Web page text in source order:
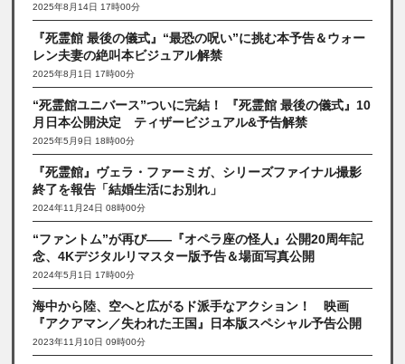
2025年8月14日 17時00分
『死霊館 最後の儀式』“最恐の呪い”に挑む本予告＆ウォー
レン夫妻の絶叫本ビジュアル解禁
2025年8月1日 17時00分
“死霊館ユニバース”ついに完結！ 『死霊館 最後の儀式』10
月日本公開決定 ティザービジュアル&予告解禁
2025年5月9日 18時00分
『死霊館』ヴェラ・ファーミガ、シリーズファイナル撮影
終了を報告「結婚生活にお別れ」
2024年11月24日 08時00分
“ファントム”が再び――『オペラ座の怪人』公開20周年記
念、4Kデジタルリマスター版予告＆場面写真公開
2024年5月1日 17時00分
海中から陸、空へと広がるド派手なアクション！ 映画
『アクアマン／失われた王国』日本版スペシャル予告公開
2023年11月10日 09時00分